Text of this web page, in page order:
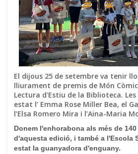
El dijous 25 de setembre va tenir
lliurament de premis de Món
Lectura d'Estiu de la Biblioteca.
estat l’ Emma Rose Miller Bea, el
l’Elsa Romero Mira i l’Aina-Maria
Donem l'enhorabona als més de
d'aquesta edició, i també a l'Escola
estat la guanyadora d'enguany.